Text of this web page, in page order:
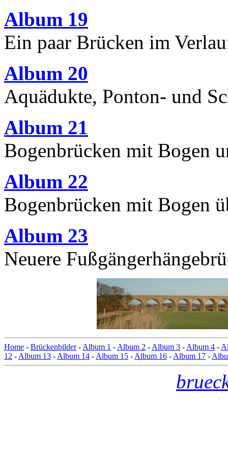
Album 19
Ein paar Brücken im
Album 20
Aquädukte, Ponton- und
Album 21
Bogenbrücken mit Bogen
Album 22
Bogenbrücken mit Bogen
Album 23
Neuere
Home - Brückenbilder-Album 1 -Album 2 -Album 3 -Album 4 -
12 -Album 13 -Album 14 -Album 15 -Album 16 -Album 17 -